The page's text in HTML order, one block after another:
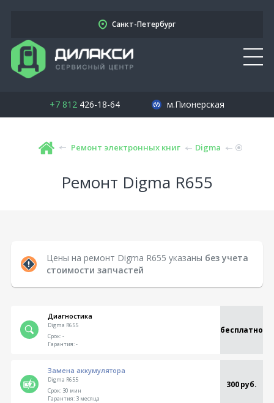
Санкт-Петербург
+7 812426-18-64 м.Пионерская
Ремонт электронных книг Digma
Ремонт Digma R655
Цены на ремонт Digma R655 указаны без учета
стоимости запчастей
Диагностика
Digma R655 бесплатно
Срок:-
Гарантия:-
Замена аккумулятора
Digma R655 300 руб.
Срок:30 мин
Гарантия:3 месяца